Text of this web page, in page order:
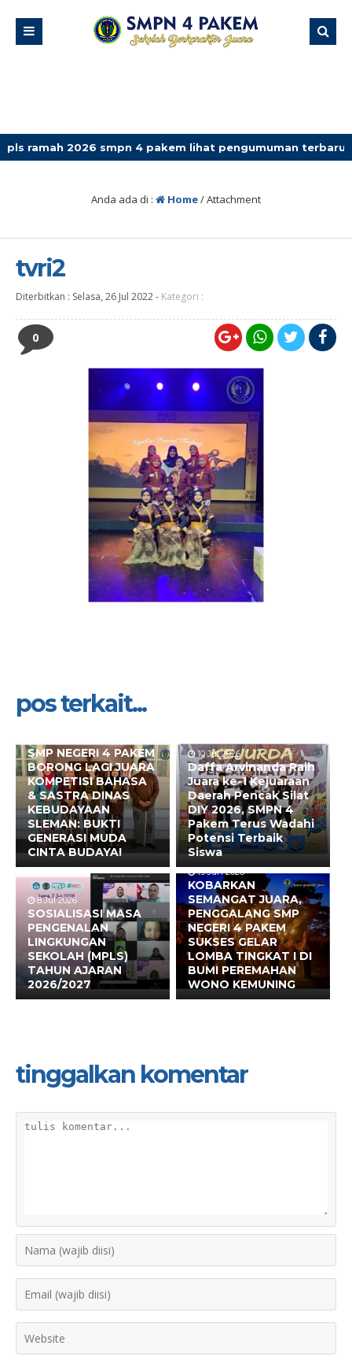
smpn 4 pakem lihat pengumuman terbaru
Anda ada di : Home/ Attachment
tvri2
Diterbitkan : Selasa, 26 Jul 2022- Kategori :
0
pos terkait...
SMP NEGERI 4 PAKEM
BORONG LAGI JUARA
KOMPETISI BAHASA
& SASTRA DINAS
KEBUDAYAAN
SLEMAN: BUKTI
GENERASI MUDA
CINTA BUDAYA!
10 Jul 2026
Daffa Arvinanda Raih
Juara ke-1 Kejuaraan
Daerah Pencak Silat
DIY 2026, SMPN 4
Pakem Terus Wadahi
Potensi Terbaik
Siswa
8 Jul 2026
SOSIALISASI MASA
PENGENALAN
LINGKUNGAN
SEKOLAH (MPLS)
TAHUN AJARAN
2026/2027
19 Jun 2026
KOBARKAN
SEMANGAT JUARA,
PENGGALANG SMP
NEGERI 4 PAKEM
SUKSES GELAR
LOMBA TINGKAT I DI
BUMI PEREMAHAN
WONO KEMUNING
tinggalkan komentar